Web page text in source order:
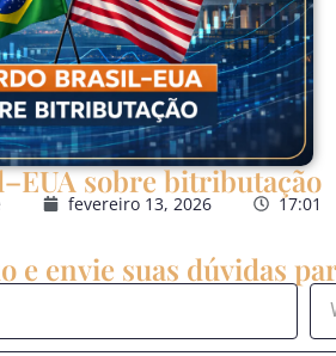
sobre bitributação
fevereiro 13, 2026 17:01
envie suas dúvidas